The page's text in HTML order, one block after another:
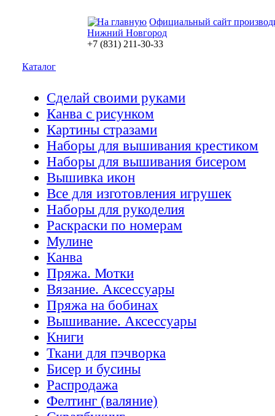
Официальный сайт
Нижний Новгород
+7 (831) 211-30-33
Каталог
Сделай своими руками
Канва с рисунком
Картины стразами
Наборы для вышивания крестиком
Наборы для вышивания бисером
Вышивка икон
Все для изготовления игрушек
Наборы для рукоделия
Раскраски по номерам
Мулине
Канва
Пряжа. Мотки
Вязание. Аксессуары
Пряжа на бобинах
Вышивание. Аксессуары
Книги
Ткани для пэчворка
Бисер и бусины
Распродажа
Фелтинг (валяние)